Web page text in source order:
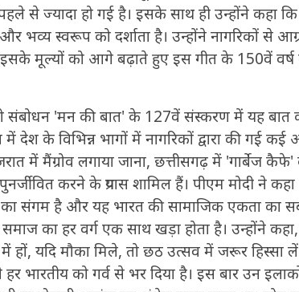
से ज्यादा हो गई है। इसके साथ ही उन्होंने कहा कि
भव्य स्वरूप को दर्शाता है। उन्होंने नागरिकों से
इसके मूल्यों को आगे बढ़ाते हुए इस गीत के 150वें वर्ष
संबोधन 'मन की बात' के 127वें संस्करण में यह बात
के विभिन्न भागों में नागरिकों द्वारा की गई कई
में मैंग्रोव लगाया जाना, छत्तीसगढ़ में 'गार्बेज कैफे'
करने के प्रयास शामिल हैं। पीएम मोदी ने
संगम है और यह भारत की सामाजिक एकता का
का हर वर्ग एक साथ खड़ा होता है। उन्होंने
यदि मौका मिले, तो छठ उत्सव में जरूर हिस्सा
भारतीय को गर्व से भर दिया है। इस बार उन